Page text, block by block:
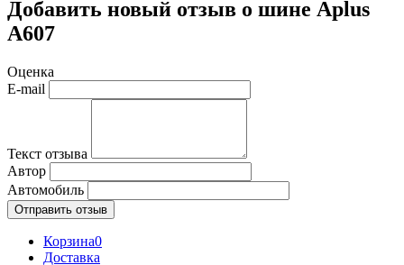
Добавить новый отзыв о шине Aplus
A607
Оценка
E-mail
Текст отзыва
Автор
Автомобиль
Отправить отзыв
Корзина0
Доставка